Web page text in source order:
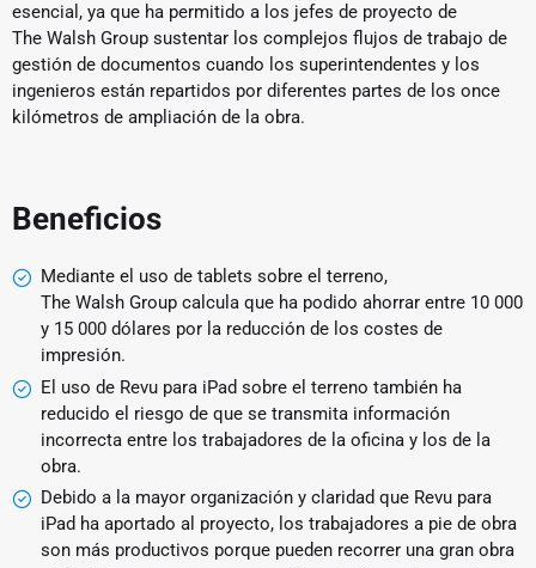
esencial, ya que ha permitido a los jefes de proyecto de
The Walsh Group sustentar los complejos flujos de trabajo de
gestión de documentos cuando los superintendentes y los
ingenieros están repartidos por diferentes partes de los once
kilómetros de ampliación de la obra.
Beneficios
Mediante el uso de tablets sobre el terreno,
The Walsh Group calcula que ha podido ahorrar entre 10 000
y 15 000 dólares por la reducción de los costes de
impresión.
El uso de Revu para iPad sobre el terreno también ha
reducido el riesgo de que se transmita información
incorrecta entre los trabajadores de la oficina y los de la
obra.
Debido a la mayor organización y claridad que Revu para
iPad ha aportado al proyecto, los trabajadores a pie de obra
son más productivos porque pueden recorrer una gran obra